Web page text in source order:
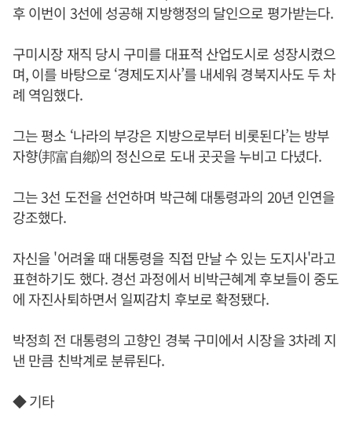
후 이번이 3선에 성공해 지방행정의 달인으로 평가받는다.
구미시장 재직 당시 구미를 대표적 산업도시로 성장시켰으
며, 이를 바탕으로 ‘경제도지사’를 내세워 경북지사도 두 차
례 역임했다.
그는 평소 ‘나라의 부강은 지방으로부터 비롯된다’는 방부
자향(邦富自鄕)의 정신으로 도내 곳곳을 누비고 다녔다.
그는 3선 도전을 선언하며 박근혜 대통령과의 20년 인연을
강조했다.
자신을 '어려울 때 대통령을 직접 만날 수 있는 도지사'라고
표현하기도 했다. 경선 과정에서 비박근혜계 후보들이 중도
에 자진사퇴하면서 일찌감치 후보로 확정됐다.
박정희 전 대통령의 고향인 경북 구미에서 시장을 3차례 지
낸 만큼 친박계로 분류된다.
◆ 기타